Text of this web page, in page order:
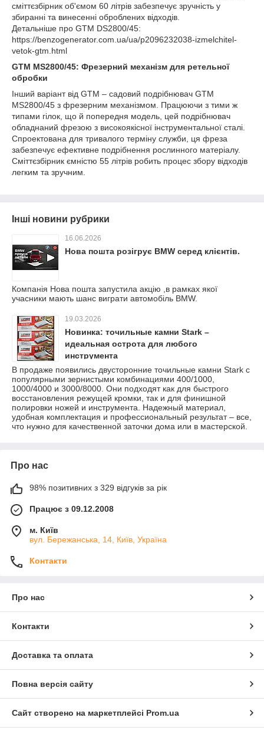
сміттєзбірник об'ємом 60 літрів забезпечує зручність у
збиранні та винесенні оброблених відходів.
Детальніше про GTM DS2800/45:
https://benzogenerator.com.ua/ua/p2096232038-izmelchitel-
vetok-gtm.html
GTM MS2800/45: Фрезерний механізм для ретельної
обробки
Інший варіант від GTM – садовий подрібнювач GTM
MS2800/45 з фрезерним механізмом. Працюючи з тими ж
типами гілок, що й попередня модель, цей подрібнювач
обладнаний фрезою з високоякісної інструментальної сталі.
Спроектована для тривалого терміну служби, ця фреза
забезпечує ефективне подрібнення рослинного матеріалу.
Сміттєзбірник ємністю 55 літрів робить процес збору відходів
легким та зручним.
Інші новини рубрики
16.06.2026
Нова пошта розігрує BMW серед клієнтів.
Компанія Нова пошта запустила акцію ,в рамках якої
учасники мають шанс виграти автомобіль BMW.
19.03.2026
Новинка: точильные камни Stark –
идеальная острота для любого
инструмента
В продаже появились двусторонние точильные камни Stark с
популярными зернистыми комбинациями 400/1000,
1000/4000 и 3000/8000. Они подходят как для быстрого
восстановления режущей кромки, так и для финишной
полировки ножей и инструмента. Надежный материал,
удобная комплектация и профессиональный результат – все,
что нужно для качественной заточки дома или в мастерской.
Про нас
98% позитивних з 329 відгуків за рік
Працює з 09.12.2008
м. Київ
вул. Бережанська, 14, Київ, Україна
Контакти
Про нас
Контакти
Доставка та оплата
Повна версія сайту
Сайт створено на маркетплейсі Prom.ua